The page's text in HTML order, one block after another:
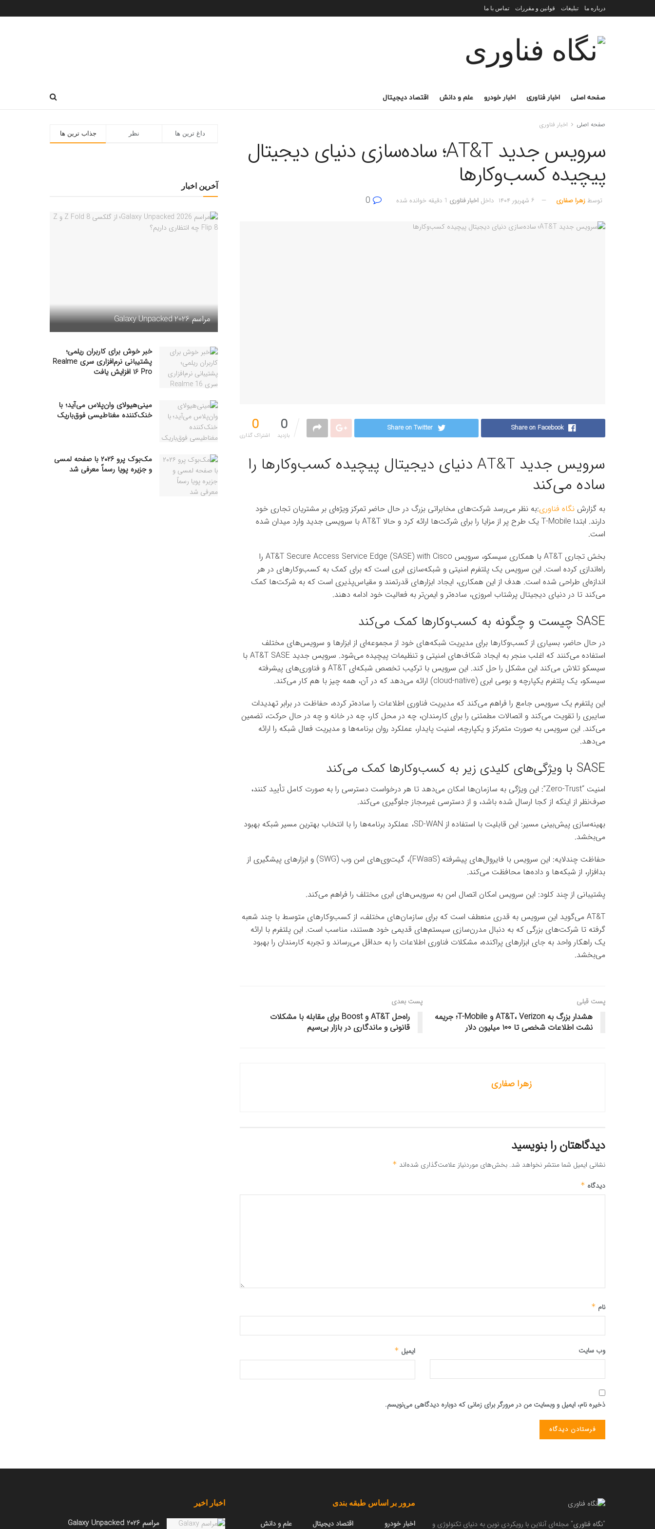
درباره ما تبلیغات قوانین و مقررات تماس با ما
صفحه اصلی اخبار فناوری اخبار خودرو علم و دانش اقتصاد دیجیتال
صفحه اصلی اخبار فناوری
سرویس جدید AT&T؛ ساده‌سازی دنیای دیجیتال
پیچیده کسب‌وکارها
توسط زهرا صفاری ۶ شهریور ۱۴۰۴ داخل اخبار فناوری 1 دقیقه خوانده شده
0
اشتراک گذاری‌
0
بازدید
Share on Facebook
Share on Twitter
سرویس جدید AT&T دنیای دیجیتال پیچیده کسب‌وکارها را
ساده می‌کند
به گزارش نگاه فناوری:به نظر می‌رسد شرکت‌های مخابراتی بزرگ در حال حاضر تمرکز ویژه‌ای بر مشتریان تجاری خود
دارند. ابتدا T-Mobile یک طرح پر از مزایا را برای شرکت‌ها ارائه کرد و حالا AT&T با سرویسی جدید وارد میدان شده
است.
بخش تجاری AT&T با همکاری سیسکو، سرویس AT&T Secure Access Service Edge (SASE) with Cisco را
راه‌اندازی کرده است. این سرویس یک پلتفرم امنیتی و شبکه‌سازی ابری است که برای کمک به کسب‌وکارهای در هر
اندازه‌ای طراحی شده است. هدف از این همکاری، ایجاد ابزارهای قدرتمند و مقیاس‌پذیری است که به شرکت‌ها کمک
می‌کند تا در دنیای دیجیتال پرشتاب امروزی، ساده‌تر و ایمن‌تر به فعالیت خود ادامه دهند.
SASE چیست و چگونه به کسب‌وکارها کمک می‌کند
در حال حاضر، بسیاری از کسب‌وکارها برای مدیریت شبکه‌های خود از مجموعه‌ای از ابزارها و سرویس‌های مختلف
استفاده می‌کنند که اغلب منجر به ایجاد شکاف‌های امنیتی و تنظیمات پیچیده می‌شود. سرویس جدید AT&T SASE با
سیسکو تلاش می‌کند این مشکل را حل کند. این سرویس با ترکیب تخصص شبکه‌ای AT&T و فناوری‌های پیشرفته
سیسکو، یک پلتفرم یکپارچه و بومی ابری (cloud-native) ارائه می‌دهد که در آن، همه چیز با هم کار می‌کند.
این پلتفرم یک سرویس جامع را فراهم می‌کند که مدیریت فناوری اطلاعات را ساده‌تر کرده، حفاظت در برابر تهدیدات
سایبری را تقویت می‌کند و اتصالات مطمئنی را برای کارمندان، چه در محل کار، چه در خانه و چه در حال حرکت، تضمین
می‌کند. این سرویس به صورت متمرکز و یکپارچه، امنیت پایدار، عملکرد روان برنامه‌ها و مدیریت فعال شبکه را ارائه
می‌دهد.
SASE با ویژگی‌های کلیدی زیر به کسب‌وکارها کمک می‌کند
امنیت “Zero-Trust”: این ویژگی به سازمان‌ها امکان می‌دهد تا هر درخواست دسترسی را به صورت کامل تأیید کنند،
صرف‌نظر از اینکه از کجا ارسال شده باشد، و از دسترسی غیرمجاز جلوگیری می‌کند.
بهینه‌سازی پیش‌بینی مسیر: این قابلیت با استفاده از SD-WAN، عملکرد برنامه‌ها را با انتخاب بهترین مسیر شبکه بهبود
می‌بخشد.
حفاظت چندلایه: این سرویس با فایروال‌های پیشرفته (FWaaS)، گیت‌وی‌های امن وب (SWG) و ابزارهای پیشگیری از
بدافزار، از شبکه‌ها و داده‌ها محافظت می‌کند.
پشتیبانی از چند کلود: این سرویس امکان اتصال امن به سرویس‌های ابری مختلف را فراهم می‌کند.
AT&T می‌گوید این سرویس به قدری منعطف است که برای سازمان‌های مختلف، از کسب‌وکارهای متوسط با چند شعبه
گرفته تا شرکت‌های بزرگی که به دنبال مدرن‌سازی سیستم‌های قدیمی خود هستند، مناسب است. این پلتفرم با ارائه
یک راهکار واحد به جای ابزارهای پراکنده، مشکلات فناوری اطلاعات را به حداقل می‌رساند و تجربه کارمندان را بهبود
می‌بخشد.
پست قبلی
هشدار بزرگ به AT&T، Verizon و T-Mobile؛ جریمه
نشت اطلاعات شخصی تا ۱۰۰ میلیون دلار
پست بعدی
راه‌حل AT&T و Boost برای مقابله با مشکلات
قانونی و ماندگاری در بازار بی‌سیم
زهرا صفاری
دیدگاهتان را بنویسید
نشانی ایمیل شما منتشر نخواهد شد. بخش‌های موردنیاز علامت‌گذاری شده‌اند *
دیدگاه *
نام *
ایمیل * وب‌ سایت
ذخیره نام، ایمیل و وبسایت من در مرورگر برای زمانی که دوباره دیدگاهی می‌نویسم.
جذاب ترین ها نظر داغ ترین ها
آخرین اخبار
مراسم Galaxy Unpacked 2026
خبر خوش برای کاربران ریلمی؛
پشتیبانی نرم‌افزاری سری Realme
16 Pro افزایش یافت
مینی‌هیولای وان‌پلاس می‌آید؛ با
خنک‌کننده مغناطیسی فوق‌باریک
مک‌بوک پرو ۲۰۲۶ با صفحه لمسی
و جزیره پویا رسماً معرفی شد
"نگاه فناوری" مجله‌ای آنلاین با رویکردی نوین به دنیای تکنولوژی و
مرور بر اساس طبقه بندی
اخبار خودرو اقتصاد دیجیتال علم و دانش
اخبار اخیر
مراسم Galaxy Unpacked 2026